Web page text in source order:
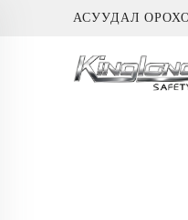
АСУУДАЛ